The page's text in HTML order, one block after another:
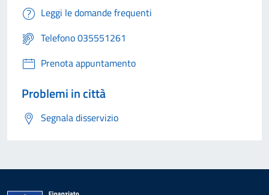
Leggi le domande frequenti
Telefono 035551261
Prenota appuntamento
Problemi in città
Segnala disservizio